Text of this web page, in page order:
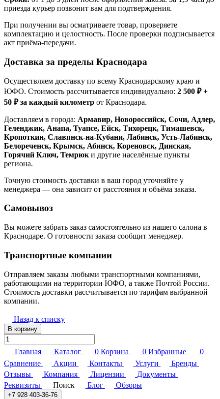
приезда курьер позвонит вам для подтверждения.
При получении вы осматриваете товар, проверяете
комплектацию и целостность. После проверки подписывается
акт приёма-передачи.
Доставка за пределы Краснодара
Осуществляем доставку по всему Краснодарскому краю и
ЮФО. Стоимость рассчитывается индивидуально: 2 500 ₽ +
50 ₽ за каждый километр от Краснодара.
Доставляем в города: Армавир, Новороссийск, Сочи, Адлер,
Геленджик, Анапа, Туапсе, Ейск, Тихорецк, Тимашевск,
Кропоткин, Славянск-на-Кубани, Лабинск, Усть-Лабинск,
Белореченск, Крымск, Абинск, Кореновск, Динская,
Горячий Ключ, Темрюк и другие населённые пункты
региона.
Точную стоимость доставки в ваш город уточняйте у
менеджера — она зависит от расстояния и объёма заказа.
Самовывоз
Вы можете забрать заказ самостоятельно из нашего салона в
Краснодаре. О готовности заказа сообщит менеджер.
Транспортные компании
Отправляем заказы любыми транспортными компаниями,
работающими на территории ЮФО, а также Почтой России.
Стоимость доставки рассчитывается по тарифам выбранной
компании.
Назад к списку
В корзину
Главная Каталог 0 Корзина 0 Избранные
0
Сравнение
Акции Контакты Услуги
Бренды
Отзывы
Компания Лицензии
Документы
Реквизиты
Поиск Блог Обзоры
+7 928 403-36-76